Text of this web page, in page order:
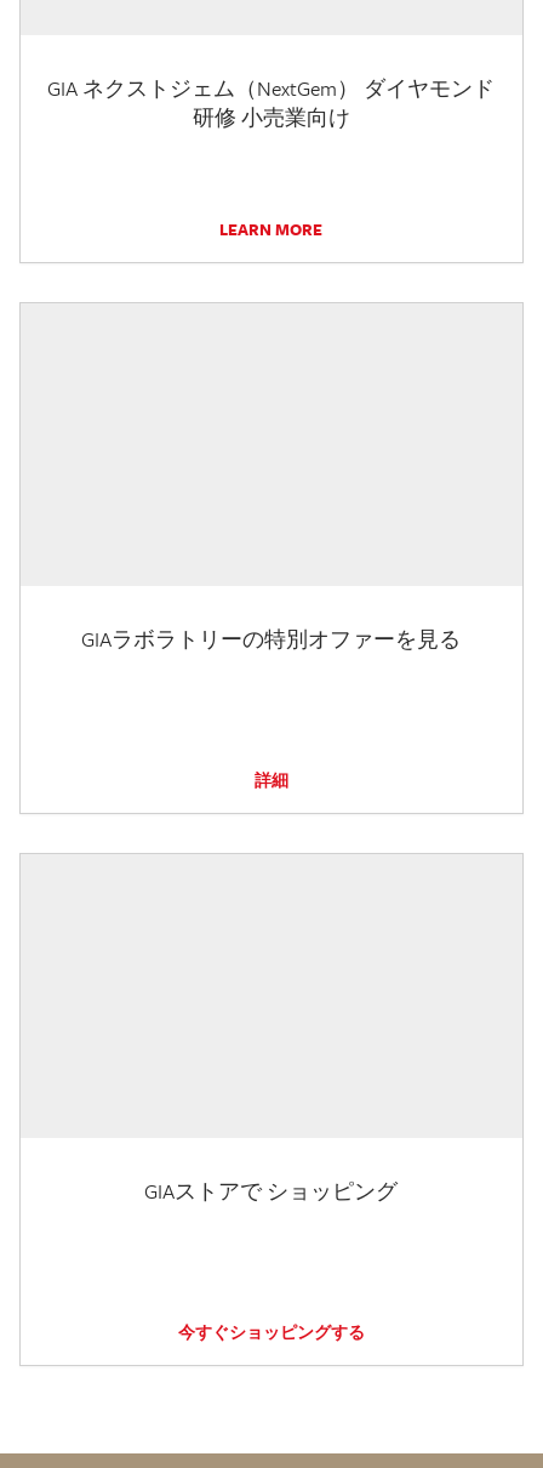
GIA ネクストジェム（NextGem） ダイヤモンド
研修 小売業向け
LEARN MORE
GIAラボラトリーの特別オファーを見る
詳細
GIAストアで ショッピング
今すぐショッピングする